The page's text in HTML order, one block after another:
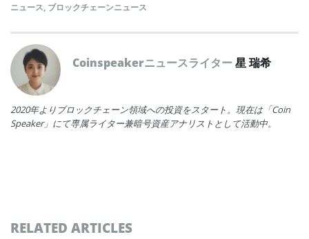
ニュース, ブロックチェーンニュース
Coinspeakerニュースライター星 瑞希
2020年よりブロックチェーン領域への投資をスタート。現在は「Coin
Speaker」にて専属ライター兼暗号資産アナリストとして活動中。
RELATED ARTICLES